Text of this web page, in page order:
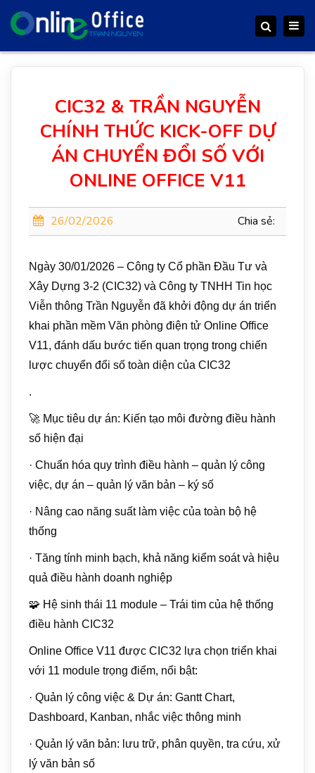
Search
CIC32 & TRẦN NGUYỄN
CHÍNH THỨC KICK-OFF DỰ
ÁN CHUYỂN ĐỔI SỐ VỚI
ONLINE OFFICE V11
26/02/2026 Chia sẻ:
Ngày 30/01/2026 – Công ty Cổ phần Đầu Tư và
Xây Dựng 3-2 (CIC32) và Công ty TNHH Tin học
Viễn thông Trần Nguyễn đã khởi động dự án triển
khai phần mềm Văn phòng điện tử Online Office
V11, đánh dấu bước tiến quan trọng trong chiến
lược chuyển đổi số toàn diện của CIC32
.
🚀 Mục tiêu dự án: Kiến tạo môi đường điều hành
số hiện đại
· Chuẩn hóa quy trình điều hành – quản lý công
việc, dự án – quản lý văn bản – ký số
· Nâng cao năng suất làm việc của toàn bộ hệ
thống
· Tăng tính minh bạch, khả năng kiểm soát và hiệu
quả điều hành doanh nghiệp
🧩 Hệ sinh thái 11 module – Trái tim của hệ thống
điều hành CIC32
Online Office V11 được CIC32 lựa chọn triển khai
với 11 module trọng điểm, nổi bật:
· Quản lý công việc & Dự án: Gantt Chart,
Dashboard, Kanban, nhắc việc thông minh
· Quản lý văn bản: lưu trữ, phân quyền, tra cứu, xử
lý văn bản số